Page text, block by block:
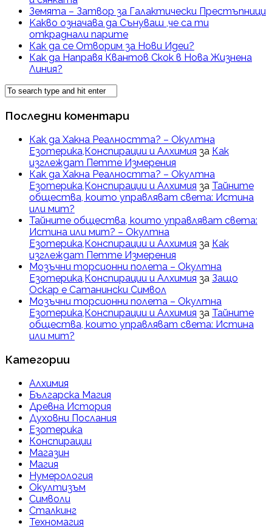
Земята – Затвор за Галактически Престъпници
Kакво означава да Сънуваш ,че са ти
откраднали парите
Как да се Отворим за Нови Идеи?
Как да Направя Квантов Скок в Нова Жизнена
Линия?
Последни коментари
Как да Хакна Реалността? – Окултна
Езотерика,Конспирации и Алхимия за Как
изглеждат Петте Измерения
Как да Хакна Реалността? – Окултна
Езотерика,Конспирации и Алхимия за Тайните
общества, които управляват света: Истина
или мит?
Тайните общества, които управляват света:
Истина или мит? – Окултна
Езотерика,Конспирации и Алхимия за Как
изглеждат Петте Измерения
Мозъчни торсионни полета – Окултна
Езотерика,Конспирации и Алхимия за Защо
Оскар е Сатанински Символ
Мозъчни торсионни полета – Окултна
Езотерика,Конспирации и Алхимия за Тайните
общества, които управляват света: Истина
или мит?
Категории
Алхимия
Българска Магия
Древна История
Духовни Послания
Езотерика
Конспирации
Магазин
Магия
Нумерология
Окултизъм
Символи
Сталкинг
Техномагия